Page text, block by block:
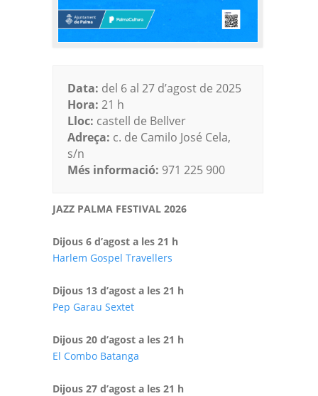
Data: del 6 al 27 d’agost de 2025
Hora: 21 h
Lloc: castell de Bellver
Adreça: c. de Camilo José Cela,
s/n
Més informació: 971 225 900
JAZZ PALMA FESTIVAL 2026
Dijous 6 d’agost a les 21 h
Harlem Gospel Travellers
Dijous 13 d’agost a les 21 h
Pep Garau Sextet
Dijous 20 d’agost a les 21 h
El Combo Batanga
Dijous 27 d’agost a les 21 h